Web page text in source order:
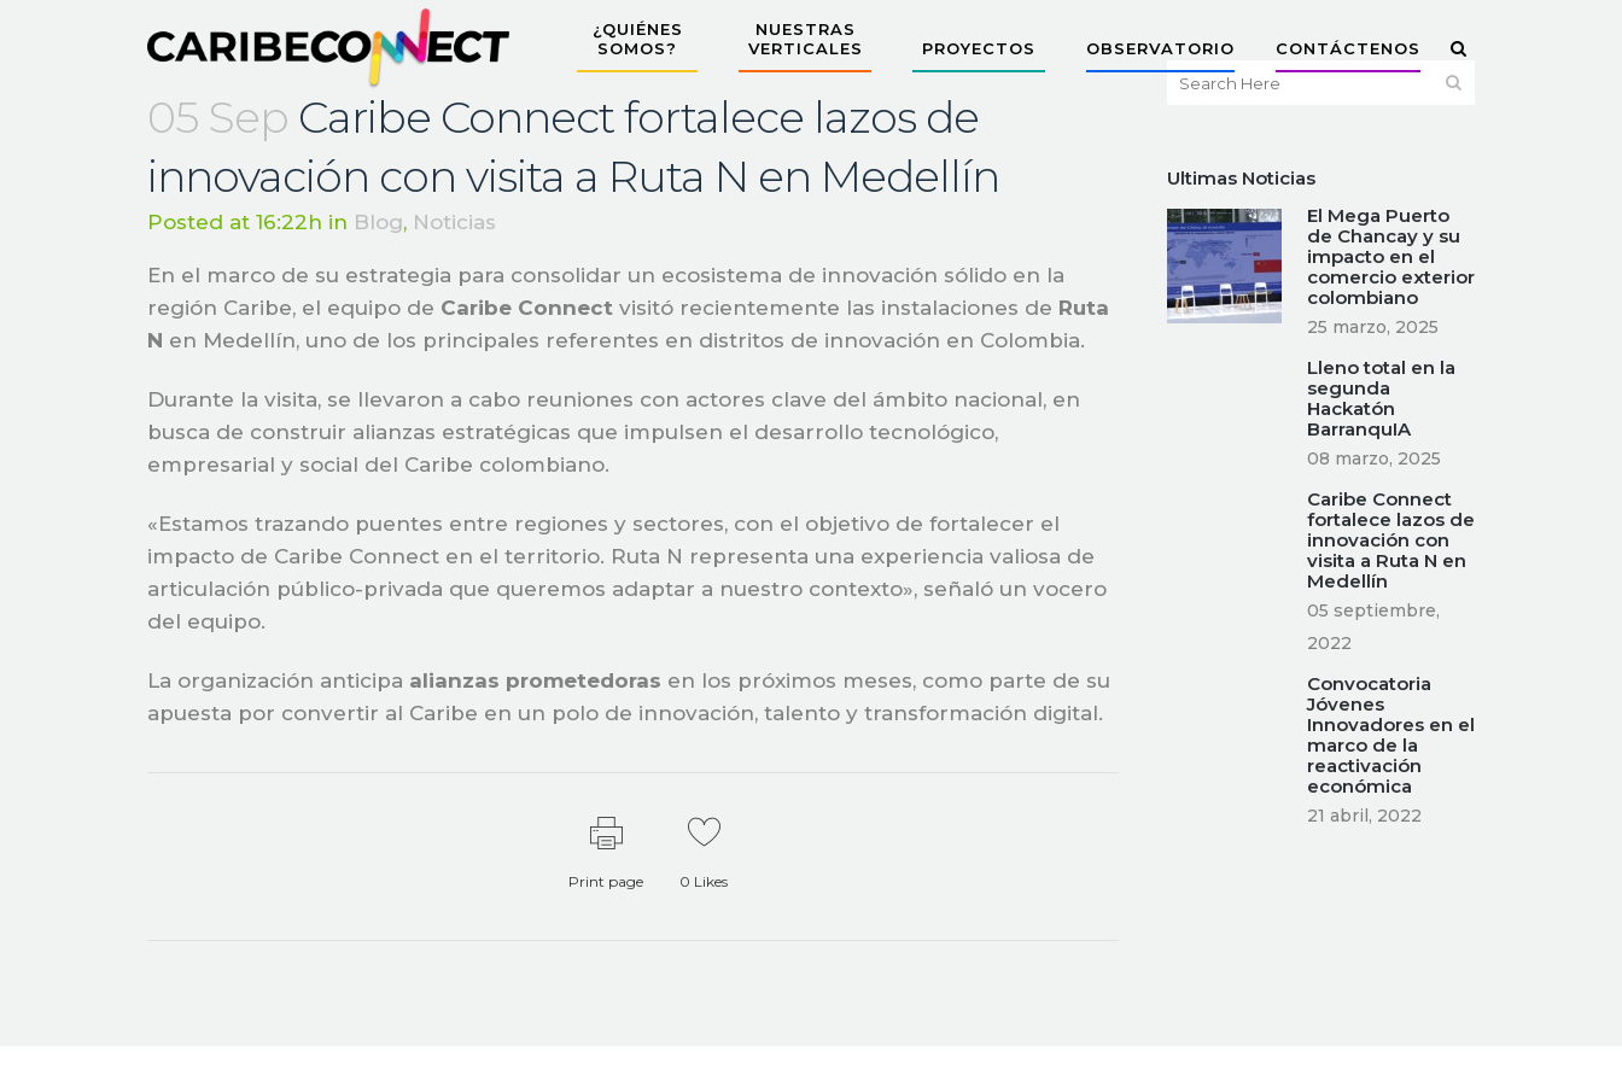
¿QUIÉNES
SOMOS?
NUESTRAS
VERTICALES
PROYECTOS OBSERVATORIO CONTÁCTENOS
05 Sep Caribe Connect fortalece lazos de
innovación con visita a Ruta N en Medellín
Posted at 16:22h in Blog, Noticias
En el marco de su estrategia para consolidar un ecosistema de innovación sólido en la
región Caribe, el equipo de Caribe Connect visitó recientemente las instalaciones de Ruta
N en Medellín, uno de los principales referentes en distritos de innovación en Colombia.
Durante la visita, se llevaron a cabo reuniones con actores clave del ámbito nacional, en
busca de construir alianzas estratégicas que impulsen el desarrollo tecnológico,
empresarial y social del Caribe colombiano.
«Estamos trazando puentes entre regiones y sectores, con el objetivo de fortalecer el
impacto de Caribe Connect en el territorio. Ruta N representa una experiencia valiosa de
articulación público-privada que queremos adaptar a nuestro contexto», señaló un vocero
del equipo.
La organización anticipa alianzas prometedoras en los próximos meses, como parte de su
apuesta por convertir al Caribe en un polo de innovación, talento y transformación digital.
Print page 0 Likes
Ultimas Noticias
El Mega Puerto
de Chancay y su
impacto en el
comercio exterior
colombiano
25 marzo, 2025
Lleno total en la
segunda
Hackatón
BarranquIA
08 marzo, 2025
Caribe Connect
fortalece lazos de
innovación con
visita a Ruta N en
Medellín
05 septiembre,
2022
Convocatoria
Jóvenes
Innovadores en el
marco de la
reactivación
económica
21 abril, 2022